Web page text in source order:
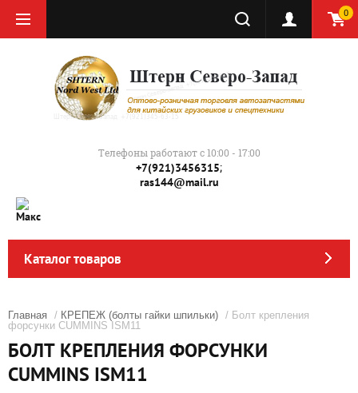
0
Телефоны работают с 10:00 - 17:00
+7(921)3456315;
ras144@mail.ru
Каталог товаров
Главная / КРЕПЕЖ (болты гайки шпильки) / Болт крепления
форсунки CUMMINS ISM11
БОЛТ КРЕПЛЕНИЯ ФОРСУНКИ
CUMMINS ISM11